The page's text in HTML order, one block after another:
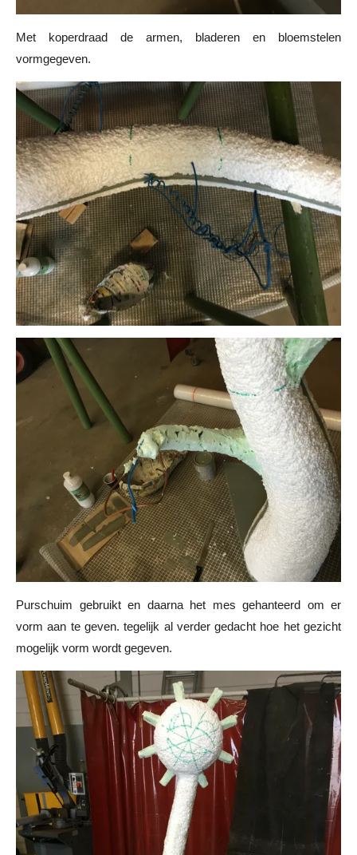
Met koperdraad de armen, bladeren en bloemstelen
vormgegeven.
Purschuim gebruikt en daarna het mes gehanteerd om er
vorm aan te geven. tegelijk al verder gedacht hoe het gezicht
mogelijk vorm wordt gegeven.